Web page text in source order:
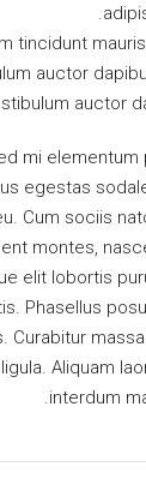
tincidunt
auctor
auctor
mi
egestas
Cum sociis
montes,
elit lobortis
Phasellus
Curabitur
Aliquam
interdum